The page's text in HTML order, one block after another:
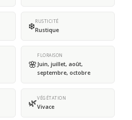
❄️RUSTICITÉ
Rustique
🌸
FLORAISON
Juin, juillet, août,
septembre, octobre
🌿VÉGÉTATION
Vivace